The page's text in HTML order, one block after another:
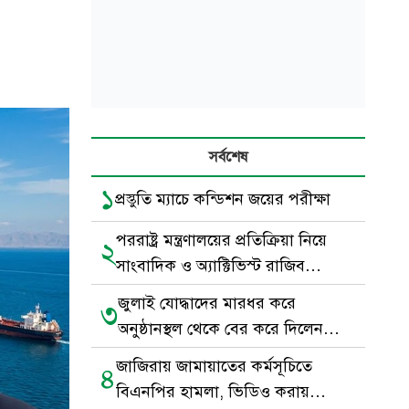
সর্বশেষ
১প্রস্তুতি ম্যাচে কন্ডিশন জয়ের পরীক্ষা
২পররাষ্ট্র মন্ত্রণালয়ের প্রতিক্রিয়া নিয়ে
সাংবাদিক ও অ্যাক্টিভিস্ট রাজিব
আহমদের বিশ্লেষণধর্মী পোস্ট
৩জুলাই যোদ্ধাদের মারধর করে
অনুষ্ঠানস্থল থেকে বের করে দিলেন
বিএনপি নেতা-কর্মীরা
৪জাজিরায় জামায়াতের কর্মসূচিতে
বিএনপির হামলা, ভিডিও করায়